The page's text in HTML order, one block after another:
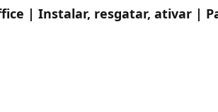
| Instalar, resgatar, ativar |